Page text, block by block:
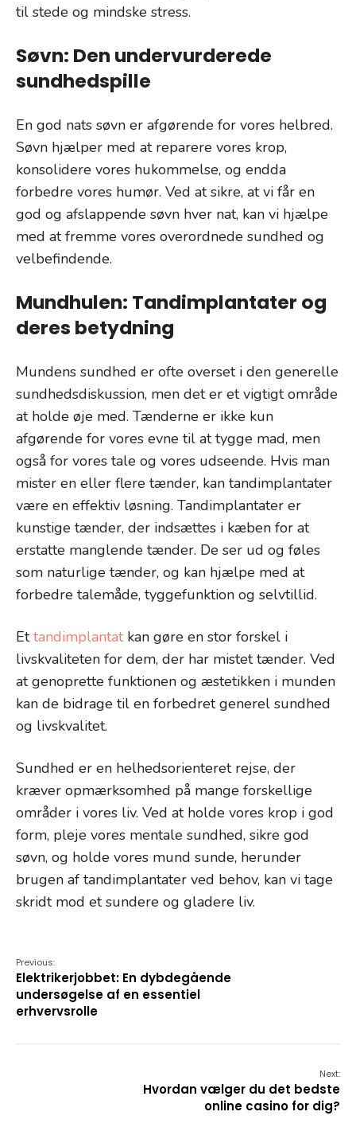
til stede og mindske stress.
Søvn: Den undervurderede
sundhedspille
En god nats søvn er afgørende for vores helbred.
Søvn hjælper med at reparere vores krop,
konsolidere vores hukommelse, og endda
forbedre vores humør. Ved at sikre, at vi får en
god og afslappende søvn hver nat, kan vi hjælpe
med at fremme vores overordnede sundhed og
velbefindende.
Mundhulen: Tandimplantater og
deres betydning
Mundens sundhed er ofte overset i den generelle
sundhedsdiskussion, men det er et vigtigt område
at holde øje med. Tænderne er ikke kun
afgørende for vores evne til at tygge mad, men
også for vores tale og vores udseende. Hvis man
mister en eller flere tænder, kan tandimplantater
være en effektiv løsning. Tandimplantater er
kunstige tænder, der indsættes i kæben for at
erstatte manglende tænder. De ser ud og føles
som naturlige tænder, og kan hjælpe med at
forbedre talemåde, tyggefunktion og selvtillid.
Ettandimplantatkan gøre en stor forskel i
livskvaliteten for dem, der har mistet tænder. Ved
at genoprette funktionen og æstetikken i munden
kan de bidrage til en forbedret generel sundhed
og livskvalitet.
Sundhed er en helhedsorienteret rejse, der
kræver opmærksomhed på mange forskellige
områder i vores liv. Ved at holde vores krop i god
form, pleje vores mentale sundhed, sikre god
søvn, og holde vores mund sunde, herunder
brugen af tandimplantater ved behov, kan vi tage
skridt mod et sundere og gladere liv.
Previous:
Elektrikerjobbet: En dybdegående
undersøgelse af en essentiel
erhvervsrolle
Next:
Hvordan vælger du det bedste
online casino for dig?